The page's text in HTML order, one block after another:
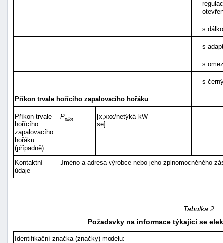
s
s
s
s
Příkon trvale hořícího zapalovacího hořáku
Příkon trvale
hořícího
zapalovacího
hořáku
(případně)
Ppilot
[x,xxx/netýká
se]
kW
Kontaktní
údaje
Jméno a adresa výrobce nebo jeho zplnomocněného
Tabulka 2
Požadavky na informace týkající se
Identifikační značka (značky) modelu: